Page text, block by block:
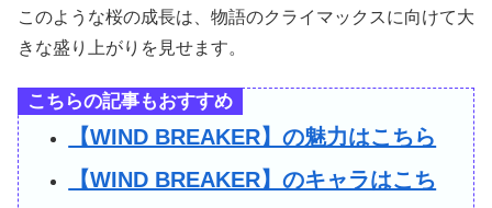
このような桜の成長は、物語のクライマックスに向けて大
きな盛り上がりを見せます。
こちらの記事もおすすめ
【WIND BREAKER】の魅力はこちら
【WIND BREAKER】のキャラはこち